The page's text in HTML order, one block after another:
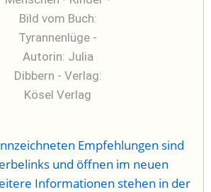
Empfehlungen sind
und öffnen im neuen
Informationen stehen in der